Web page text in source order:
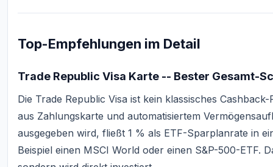
Top-Empfehlungen im Detail
Trade Republic Visa Karte -- Bester Gesamt-
Die Trade Republic Visa ist kein klassisches
aus Zahlungskarte und automatisiertem
ausgegeben wird, fließt 1 % als ETF-Sparplanrate in
Beispiel einen MSCI World oder einen S&P-500-ETF.